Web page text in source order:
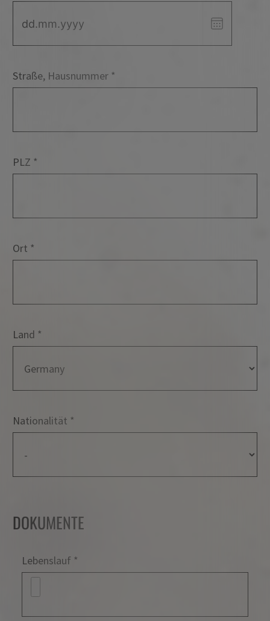
wählen
Straße, Hausnummer
PLZ
Ort
Land
Nationalität
DOKUMENTE
Dokumente
Lebenslauf